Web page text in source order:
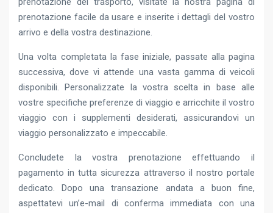
prenotazione facile da usare e inserite i dettagli del vostro
arrivo e della vostra destinazione.
Una volta completata la fase iniziale, passate alla pagina
successiva, dove vi attende una vasta gamma di veicoli
disponibili. Personalizzate la vostra scelta in base alle
vostre specifiche preferenze di viaggio e arricchite il vostro
viaggio con i supplementi desiderati, assicurandovi un
viaggio personalizzato e impeccabile.
Concludete la vostra prenotazione effettuando il
pagamento in tutta sicurezza attraverso il nostro portale
dedicato. Dopo una transazione andata a buon fine,
aspettatevi un’e-mail di conferma immediata con una